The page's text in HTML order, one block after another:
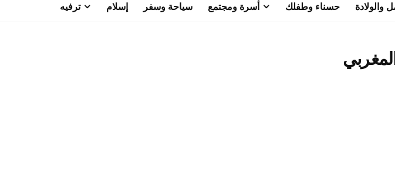
والولادة حسناء وطفلك أسرة ومجتمع سياحة وسفر إسلام ترفيه